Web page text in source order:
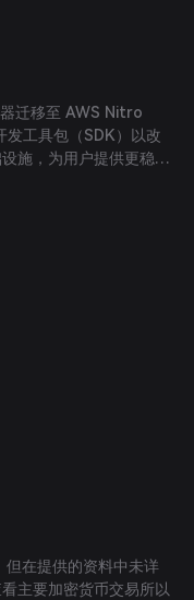
迁移至 AWS Nitro
发工具包（SDK）以改
施，为用户提供更稳健
但在提供的资料中未详
主要加密货币交易所以